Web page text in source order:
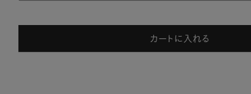
カートに入れる